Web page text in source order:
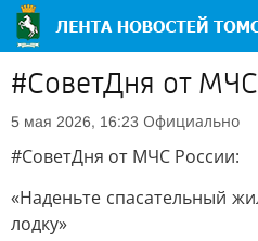
#СоветДня от
5 мая 2026, 16:23 Официально
#СоветДня от МЧС России:
«Наденьте спасательный
лодку»